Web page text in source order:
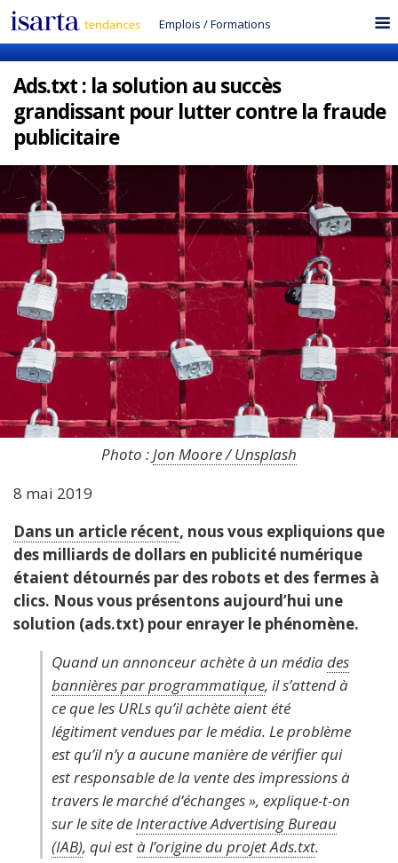
Emplois /Formations
Ads.txt : la solution au succès
grandissant pour lutter contre la fraude
publicitaire
Photo : Jon Moore / Unsplash
8 mai 2019
​Dans un article récent, nous vous expliquions que
des milliards de dollars en publicité numérique
étaient détournés par des robots et des fermes à
clics. Nous vous présentons aujourd’hui une
solution (ads.txt) pour enrayer le phénomène.
Quand un annonceur achète à un médiades
bannières par programmatique, il s’attend à
ce que les URLs qu’il achète aient été
légitiment vendues par le média. Le problème
est qu’il n’y a aucune manière de vérifier qui
est responsable de la vente des impressions à
travers le marché d’échanges », explique-t-on
sur le site de Interactive Advertising Bureau
(IAB), qui està l’origine du projet Ads.txt.